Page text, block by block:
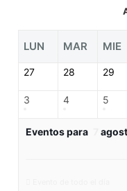
LUN MAR MIE
27 28 29
3 4 5
Eventos para